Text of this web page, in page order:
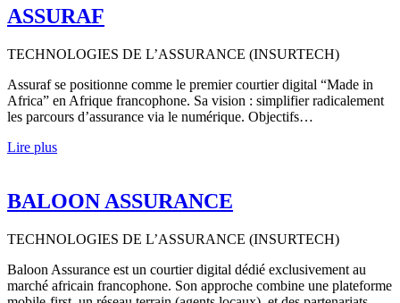
ASSURAF
TECHNOLOGIES DE L’ASSURANCE (INSURTECH)
Assuraf se positionne comme le premier courtier digital “Made in
Africa” en Afrique francophone. Sa vision : simplifier radicalement
les parcours d’assurance via le numérique. Objectifs…
Lire plus
BALOON ASSURANCE
TECHNOLOGIES DE L’ASSURANCE (INSURTECH)
Baloon Assurance est un courtier digital dédié exclusivement au
marché africain francophone. Son approche combine une plateforme